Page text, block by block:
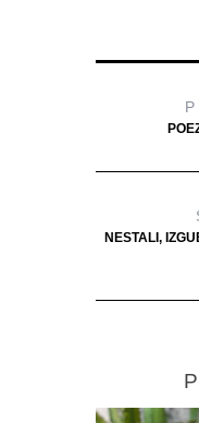
NESTALI,